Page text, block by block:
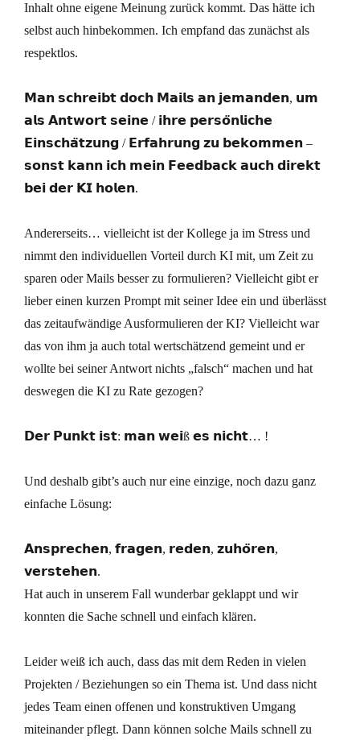
Inhalt ohne eigene Meinung zurück kommt. Das hätte ich
selbst auch hinbekommen. Ich empfand das zunächst als
respektlos.
𝗠𝗮𝗻 𝘀𝗰𝗵𝗿𝗲𝗶𝗯𝘁 𝗱𝗼𝗰𝗵 𝗠𝗮𝗶𝗹𝘀 𝗮𝗻 𝗷𝗲𝗺𝗮𝗻𝗱𝗲𝗻, 𝘂𝗺
𝗮𝗹𝘀 𝗔𝗻𝘁𝘄𝗼𝗿𝘁 𝘀𝗲𝗶𝗻𝗲 / 𝗶𝗵𝗿𝗲 𝗽𝗲𝗿𝘀𝗼̈𝗻𝗹𝗶𝗰𝗵𝗲
𝗘𝗶𝗻𝘀𝗰𝗵𝗮̈𝘁𝘇𝘂𝗻𝗴 / 𝗘𝗿𝗳𝗮𝗵𝗿𝘂𝗻𝗴 𝘇𝘂 𝗯𝗲𝗸𝗼𝗺𝗺𝗲𝗻 –
𝘀𝗼𝗻𝘀𝘁 𝗸𝗮𝗻𝗻 𝗶𝗰𝗵 𝗺𝗲𝗶𝗻 𝗙𝗲𝗲𝗱𝗯𝗮𝗰𝗸 𝗮𝘂𝗰𝗵 𝗱𝗶𝗿𝗲𝗸𝘁
𝗯𝗲𝗶 𝗱𝗲𝗿 𝗞𝗜 𝗵𝗼𝗹𝗲𝗻.
Andererseits… vielleicht ist der Kollege ja im Stress und
nimmt den individuellen Vorteil durch KI mit, um Zeit zu
sparen oder Mails besser zu formulieren? Vielleicht gibt er
lieber einen kurzen Prompt mit seiner Idee ein und überlässt
das zeitaufwändige Ausformulieren der KI? Vielleicht war
das von ihm ja auch total wertschätzend gemeint und er
wollte bei seiner Antwort nichts „falsch“ machen und hat
deswegen die KI zu Rate gezogen?
𝗗𝗲𝗿 𝗣𝘂𝗻𝗸𝘁 𝗶𝘀𝘁: 𝗺𝗮𝗻 𝘄𝗲𝗶ß 𝗲𝘀 𝗻𝗶𝗰𝗵𝘁… !
Und deshalb gibt’s auch nur eine einzige, noch dazu ganz
einfache Lösung:
𝗔𝗻𝘀𝗽𝗿𝗲𝗰𝗵𝗲𝗻, 𝗳𝗿𝗮𝗴𝗲𝗻, 𝗿𝗲𝗱𝗲𝗻, 𝘇𝘂𝗵𝗼̈𝗿𝗲𝗻,
𝘃𝗲𝗿𝘀𝘁𝗲𝗵𝗲𝗻.
Hat auch in unserem Fall wunderbar geklappt und wir
konnten die Sache schnell und einfach klären.
Leider weiß ich auch, dass das mit dem Reden in vielen
Projekten / Beziehungen so ein Thema ist. Und dass nicht
jedes Team einen offenen und konstruktiven Umgang
miteinander pflegt. Dann können solche Mails schnell zu